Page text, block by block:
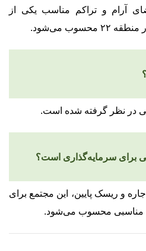
آرام و تراکم مناسب یکی از
می‌شود.
در نظر گرفته شده است.
برای سرمایه‌گذاری است؟
و ریسک پایین، این مجتمع برای
مناسبی محسوب می‌شود.